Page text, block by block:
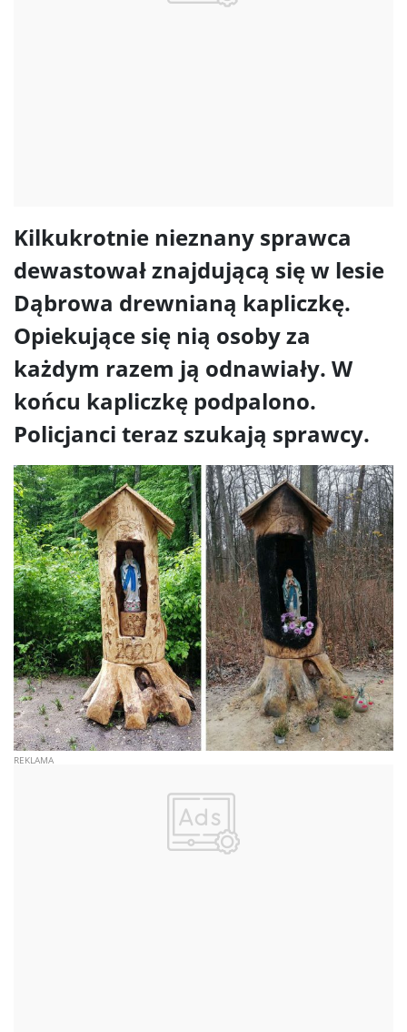
Kilkukrotnie nieznany sprawca
dewastował znajdującą się w lesie
Dąbrowa drewnianą kapliczkę.
Opiekujące się nią osoby za
każdym razem ją odnawiały. W
końcu kapliczkę podpalono.
Policjanci teraz szukają sprawcy.